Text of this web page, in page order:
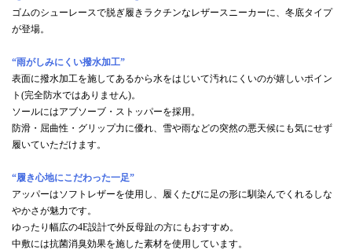
ゴムのシューレースで脱ぎ履きラクチンなレザースニーカーに、冬底タイプ
が登場。
“雨がしみにくい撥水加工”
表面に撥水加工を施してあるから水をはじいて汚れにくいのが嬉しいポイン
ト(完全防水ではありません)。
ソールにはアブソーブ・ストッパーを採用。
防滑・屈曲性・グリップ力に優れ、雪や雨などの突然の悪天候にも気にせず
履いていただけます。
“履き心地にこだわった一足”
アッパーはソフトレザーを使用し、履くたびに足の形に馴染んでくれるしな
やかさが魅力です。
ゆったり幅広の4E設計で外反母趾の方にもおすすめ。
中敷には抗菌消臭効果を施した素材を使用しています。